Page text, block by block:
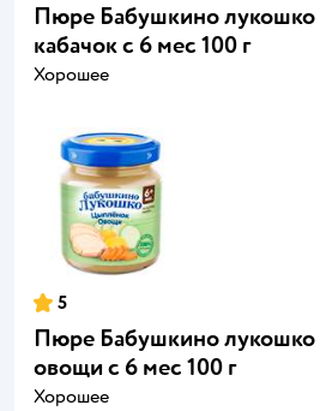
Пюре Бабушкино лукошко
кабачок с 6 мес 100 г
Хорошее
5
Пюре Бабушкино
овощи с 6 мес 100 г
Хорошее